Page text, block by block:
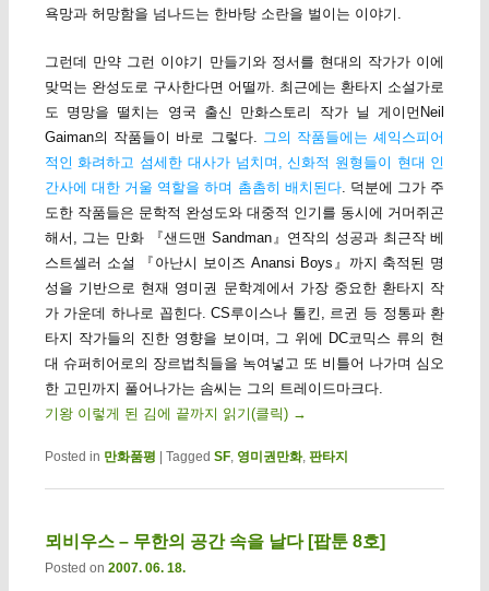
욕망과 허망함을 넘나드는 한바탕 소란을 벌이는 이야기.
그런데 만약 그런 이야기 만들기와 정서를 현대의 작가가 이에
맞먹는 완성도로 구사한다면 어떨까. 최근에는 환타지 소설가로
도 명망을 떨치는 영국 출신 만화스토리 작가 닐 게이먼Neil
Gaiman의 작품들이 바로 그렇다.
그의 작품들에는 셰익스피어
적인 화려하고 섬세한 대사가 넘치며, 신화적 원형들이 현대 인
간사에 대한 거울 역할을 하며 촘촘히 배치된다. 덕분에 그가 주
도한 작품들은 문학적 완성도와 대중적 인기를 동시에 거머쥐곤
해서, 그는 만화 『샌드맨 Sandman』연작의 성공과 최근작 베
스트셀러 소설 『아난시 보이즈 Anansi Boys』까지 축적된 명
성을 기반으로 현재 영미권 문학계에서 가장 중요한 환타지 작
가 가운데 하나로 꼽힌다. CS루이스나 톨킨, 르귄 등 정통파 환
타지 작가들의 진한 영향을 보이며, 그 위에 DC코믹스 류의 현
대 슈퍼히어로의 장르법칙들을 녹여넣고 또 비틀어 나가며 심오
한 고민까지 풀어나가는 솜씨는 그의 트레이드마크다.
기왕 이렇게 된 김에 끝까지 읽기(클릭) →
Posted in 만화품평 | Tagged SF, 영미권만화, 판타지
뫼비우스 – 무한의 공간 속을 날다 [팝툰 8호]
Posted on 2007. 06. 18.